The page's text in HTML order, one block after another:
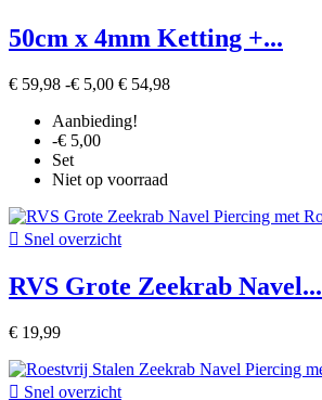
50cm x 4mm Ketting +...
€ 59,98 -€ 5,00 € 54,98
Aanbieding!
-€ 5,00
Set
Niet op voorraad
 Snel overzicht
RVS Grote Zeekrab Navel...
€ 19,99
 Snel overzicht